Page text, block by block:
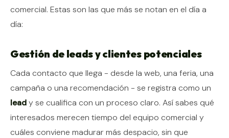
comercial. Estas son las que más se notan en el día a
día:
Gestión de leads y clientes potenciales
Cada contacto que llega - desde la web, una feria, una
campaña o una recomendación - se registra como un
leady se cualifica con un proceso claro. Así sabes qué
interesados merecen tiempo del equipo comercial y
cuáles conviene madurar más despacio, sin que